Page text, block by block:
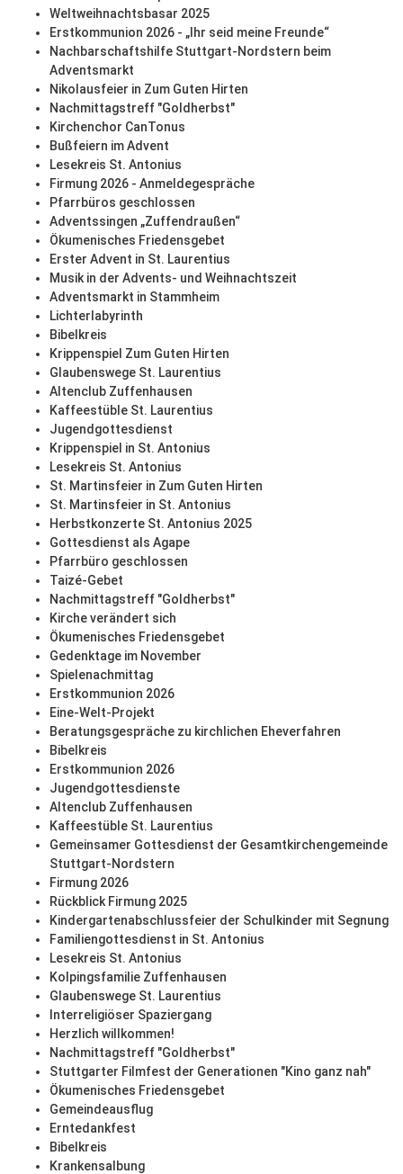
Weltweihnachtsbasar 2025
Erstkommunion 2026 - „Ihr seid meine Freunde“
Nachbarschaftshilfe Stuttgart-Nordstern beim
Adventsmarkt
Nikolausfeier in Zum Guten Hirten
Nachmittagstreff "Goldherbst"
Kirchenchor CanTonus
Bußfeiern im Advent
Lesekreis St. Antonius
Firmung 2026 - Anmeldegespräche
Pfarrbüros geschlossen
Adventssingen „Zuffendraußen“
Ökumenisches Friedensgebet
Erster Advent in St. Laurentius
Musik in der Advents- und Weihnachtszeit
Adventsmarkt in Stammheim
Lichterlabyrinth
Bibelkreis
Krippenspiel Zum Guten Hirten
Glaubenswege St. Laurentius
Altenclub Zuffenhausen
Kaffeestüble St. Laurentius
Jugendgottesdienst
Krippenspiel in St. Antonius
Lesekreis St. Antonius
St. Martinsfeier in Zum Guten Hirten
St. Martinsfeier in St. Antonius
Herbstkonzerte St. Antonius 2025
Gottesdienst als Agape
Pfarrbüro geschlossen
Taizé-Gebet
Nachmittagstreff "Goldherbst"
Kirche verändert sich
Ökumenisches Friedensgebet
Gedenktage im November
Spielenachmittag
Erstkommunion 2026
Eine-Welt-Projekt
Beratungsgespräche zu kirchlichen Eheverfahren
Bibelkreis
Erstkommunion 2026
Jugendgottesdienste
Altenclub Zuffenhausen
Kaffeestüble St. Laurentius
Gemeinsamer Gottesdienst der Gesamtkirchengemeinde
Stuttgart-Nordstern
Firmung 2026
Rückblick Firmung 2025
Kindergartenabschlussfeier der Schulkinder mit Segnung
Familiengottesdienst in St. Antonius
Lesekreis St. Antonius
Kolpingsfamilie Zuffenhausen
Glaubenswege St. Laurentius
Interreligiöser Spaziergang
Herzlich willkommen!
Nachmittagstreff "Goldherbst"
Stuttgarter Filmfest der Generationen "Kino ganz nah"
Ökumenisches Friedensgebet
Gemeindeausflug
Erntedankfest
Bibelkreis
Krankensalbung